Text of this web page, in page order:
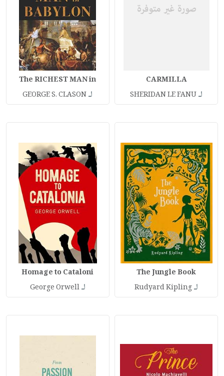
CARMILLA
لـSHERIDAN LE FANU
The RICHEST MAN in
لـGEORGE S. CLASON
The Jungle Book
لـRudyard Kipling
Homage to Cataloni
لـGeorge Orwell